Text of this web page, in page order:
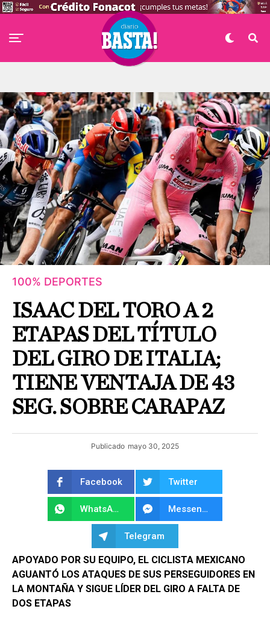
100% DEPORTES
ISAAC DEL TORO A 2
ETAPAS DEL TÍTULO
DEL GIRO DE ITALIA;
TIENE VENTAJA DE 43
SEG. SOBRE CARAPAZ
Publicado mayo 30, 2025
Facebook Twitter
WhatsApp Messenger
Telegram
APOYADO POR SU EQUIPO, EL CICLISTA MEXICANO
AGUANTÓ LOS ATAQUES DE SUS PERSEGUIDORES EN
LA MONTAÑA Y SIGUE LÍDER DEL GIRO A FALTA DE
DOS ETAPAS